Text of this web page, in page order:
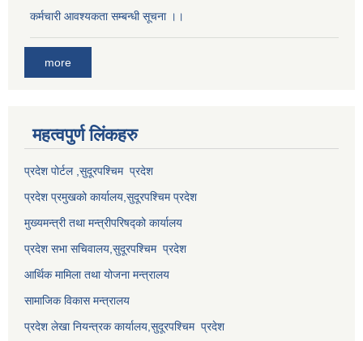
कर्मचारी आवश्यकता सम्बन्धी सूचना ।।
more
महत्वपुर्ण लि‌ंकहरु
प्रदेश पोर्टल ,सुदूरपश्चिम प्रदेश
प्रदेश प्रमुखको कार्यालय, सुदूरपश्चिमप्रदेश
मुख्यमन्त्री तथा मन्त्रीपरिषद्को कार्यालय
प्रदेश सभा सचिवालय, सुदूरपश्चिम प्रदेश
आर्थिक मामिला तथा योजना मन्त्रालय
सामाजिक विकास मन्त्रालय
प्रदेश लेखा नियन्त्रक कार्यालय, सुदूरपश्चिम प्रदेश